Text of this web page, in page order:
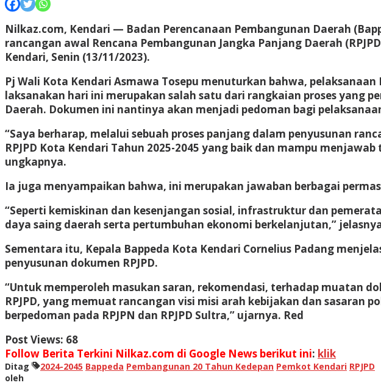
Nilkaz.com, Kendari — Badan Perencanaan Pembangunan Daerah
rancangan awal Rencana Pembangunan Jangka Panjang Daerah
Kendari, Senin (13/11/2023).
Pj Wali Kota Kendari Asmawa Tosepu menuturkan bahwa,
laksanakan hari ini merupakan salah satu dari rangkaian proses yang
Daerah. Dokumen ini nantinya akan menjadi pedoman bagi
“Saya berharap, melalui sebuah proses panjang dalam penyusunan
RPJPD Kota Kendari Tahun 2025-2045 yang baik dan mampu
ungkapnya.
Ia juga menyampaikan bahwa, ini merupakan jawaban berbagai
“Seperti kemiskinan dan kesenjangan sosial, infrastruktur dan
daya saing daerah serta pertumbuhan ekonomi berkelanjutan,”
Sementara itu, Kepala Bappeda Kota Kendari Cornelius Padang
penyusunan dokumen RPJPD.
“Untuk memperoleh masukan saran, rekomendasi, terhadap muatan
RPJPD, yang memuat rancangan visi misi arah kebijakan dan sasaran
berpedoman pada RPJPN dan RPJPD Sultra,” ujarnya. Red
Post Views: 68
Follow Berita Terkini Nilkaz.com di Google News berikut ini: klik
Ditag 2024-2045 Bappeda Pembangunan 20 Tahun Kedepan Pemkot Kendari RPJPD
oleh